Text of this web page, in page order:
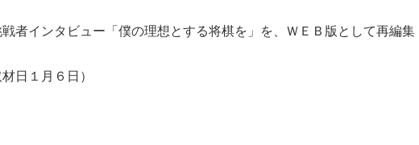
者インタビュー「僕の理想とする将棋を」を、ＷＥＢ版として再編集
日１月６日）